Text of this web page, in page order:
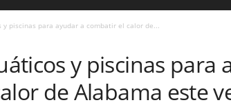
y piscinas para ayudar a combatir el calor de...
y piscinas para
de Alabama este